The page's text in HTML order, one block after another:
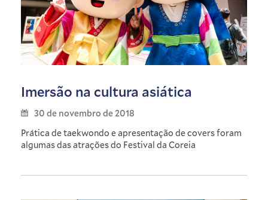
Imersão na cultura asiática
30 de novembro de 2018
Prática de taekwondo e apresentação de covers foram
algumas das atrações do Festival da Coreia